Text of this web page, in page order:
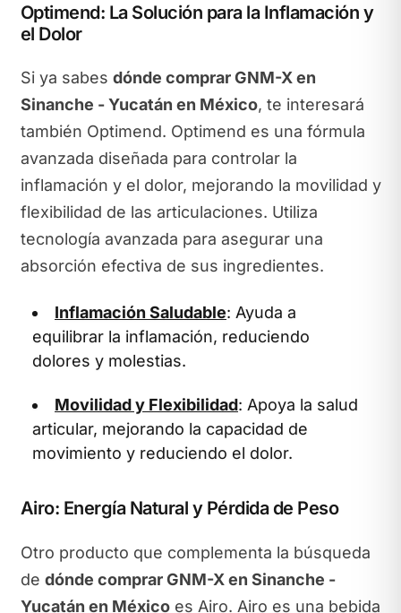
Optimend: La Solución para la Inflamación y
el Dolor
Si ya sabes dónde comprar GNM-X en
Sinanche - Yucatán en México, te interesará
también Optimend. Optimend es una fórmula
avanzada diseñada para controlar la
inflamación y el dolor, mejorando la movilidad y
flexibilidad de las articulaciones. Utiliza
tecnología avanzada para asegurar una
absorción efectiva de sus ingredientes.
Inflamación Saludable: Ayuda a
equilibrar la inflamación, reduciendo
dolores y molestias.
Movilidad y Flexibilidad: Apoya la salud
articular, mejorando la capacidad de
movimiento y reduciendo el dolor.
Airo: Energía Natural y Pérdida de Peso
Otro producto que complementa la búsqueda
de dónde comprar GNM-X en Sinanche -
Yucatán en Méxicoes Airo. Airo es una bebida